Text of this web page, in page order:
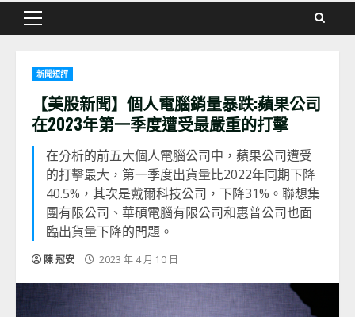
Primary
新聞短評
【美股新聞】個人電腦銷量暴跌:蘋果公司
在2023年第一季度遭受最嚴重的打擊
在分析的前五大個人電腦公司中，蘋果公司遭受
的打擊最大，第一季度出貨量比2022年同期下降
40.5%，其次是戴爾科技公司，下降31%。聯想集
團有限公司、華碩電腦有限公司和惠普公司也面
臨出貨量下降的問題。
陳 冠安 2023 年 4 月 10 日